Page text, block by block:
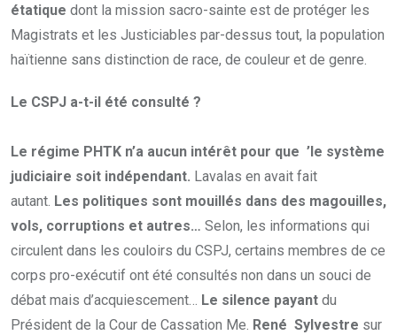
étatique dont la mission sacro-sainte est de protéger les
Magistrats et les Justiciables par-dessus tout, la population
haïtienne sans distinction de race, de couleur et de genre.
Le CSPJ a-t-il été consulté ?
Le régime PHTK n’a aucun intérêt pour que ’le système
judiciaire soit indépendant. Lavalas en avait fait
autant. Les politiques sont mouillés dans des magouilles,
vols, corruptions et autres… Selon, les informations qui
circulent dans les couloirs du CSPJ, certains membres de ce
corps pro-exécutif ont été consultés non dans un souci de
débat mais d’acquiescement… Le silence payant du
Président de la Cour de Cassation Me. René Sylvestre sur